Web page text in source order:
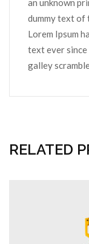
dummy text of
Lorem Ipsum
text ever since
galley
RELATED